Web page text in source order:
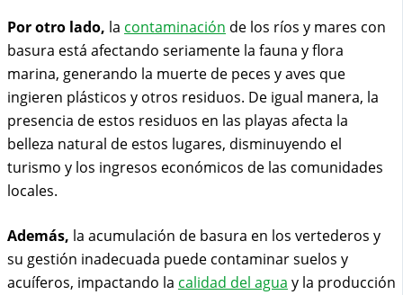
Por otro lado, la contaminación de los ríos y mares con
basura está afectando seriamente la fauna y flora
marina, generando la muerte de peces y aves que
ingieren plásticos y otros residuos. De igual manera, la
presencia de estos residuos en las playas afecta la
belleza natural de estos lugares, disminuyendo el
turismo y los ingresos económicos de las comunidades
locales.
Además, la acumulación de basura en los vertederos y
su gestión inadecuada puede contaminar suelos y
acuíferos, impactando la calidad del agua y la producción